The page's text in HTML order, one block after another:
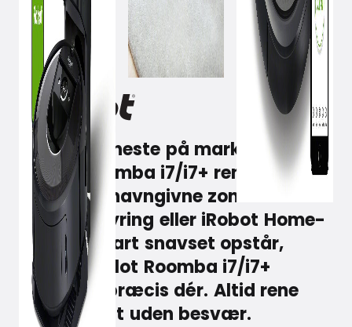
May 26, 2021
Som den eneste på markedet, kan
iRobot Roomba i7/i7+ rengøre
bestemte navngivne zoner via
stemmestyring eller iRobot Home-
app. Så snart snavset opstår,
beder du blot Roomba i7/i7+
støvsuge præcis dér. Altid rene
gulve – helt uden besvær.